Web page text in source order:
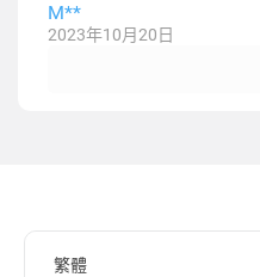
M**
2023年10月20日